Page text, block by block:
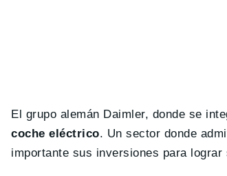
El grupo alemán Daimler, donde se
coche eléctrico. Un sector donde
importante sus inversiones para